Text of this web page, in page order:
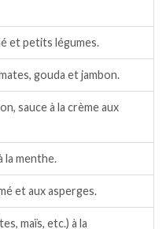
et petits légumes.
gouda et jambon.
sauce à la crème aux
la menthe.
et aux asperges.
maïs, etc.) à la